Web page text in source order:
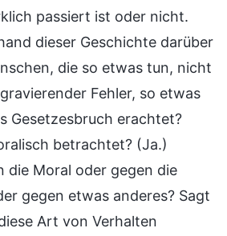
passiert ist oder nicht.
dieser Geschichte darüber
die so etwas tun, nicht
Fehler, so etwas
Gesetzesbruch erachtet?
betrachtet? (Ja.)
die Moral oder gegen die
gegen etwas anderes? Sagt
Art von Verhalten